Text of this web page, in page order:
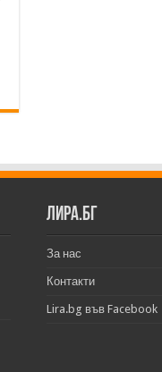
Лира.бг
За нас
Контакти
Lira.bg във Facebook